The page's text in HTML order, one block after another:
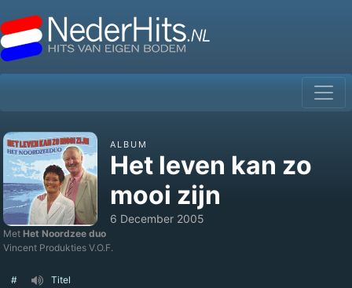
ALBUM
Het leven kan zo
mooi zijn
6 December 2005
Met Het Noordzee duo
Vincent Produkties V.O.F.
# Titel